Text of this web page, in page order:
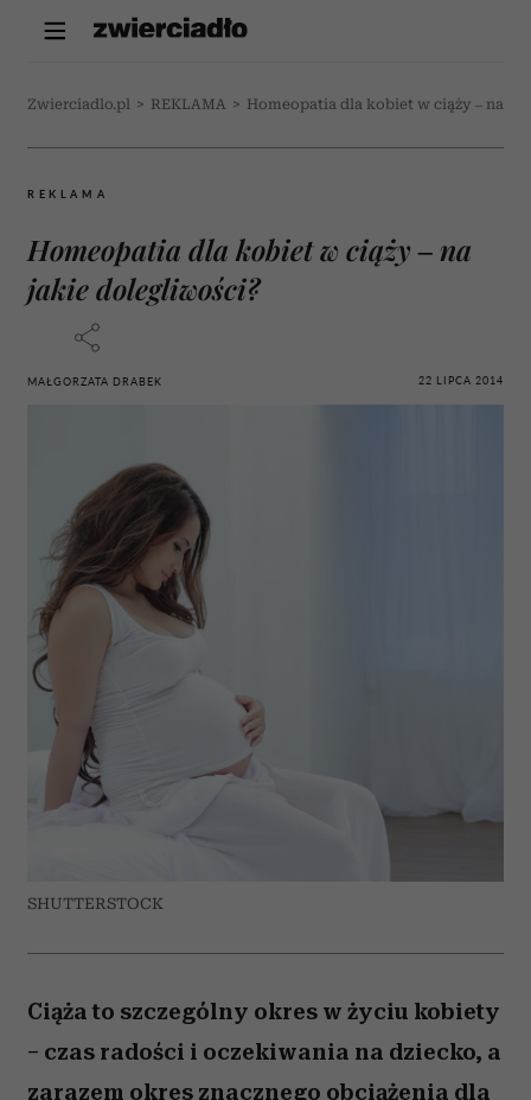
Zwierciadlo.pl > REKLAMA > Homeopatia dla kobiet w ciąży – na
REKLAMA
Homeopatia dla kobiet w ciąży – na
jakie dolegliwości?
MAŁGORZATA DRABEK 22 LIPCA 2014
SHUTTERSTOCK
Ciąża to szczególny okres w życiu kobiety
– czas radości i oczekiwania na dziecko, a
zarazem okres znacznego obciążenia dla